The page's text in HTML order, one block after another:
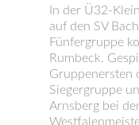
In der Ü32-
auf den SV
Fünfergruppe
Rumbeck.
Gruppenersten
Siegergruppe
Arnsberg bei